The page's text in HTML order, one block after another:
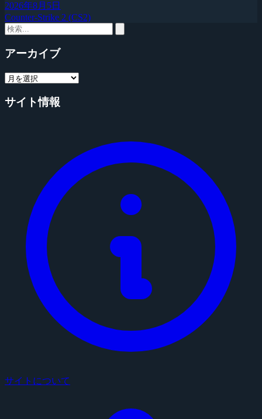
2026年8月5日
Counter-Strike 2 (CS2)
アーカイブ
サイト情報
サイトについて